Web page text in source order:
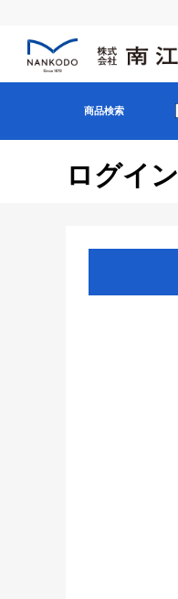
商品検索
ログイン